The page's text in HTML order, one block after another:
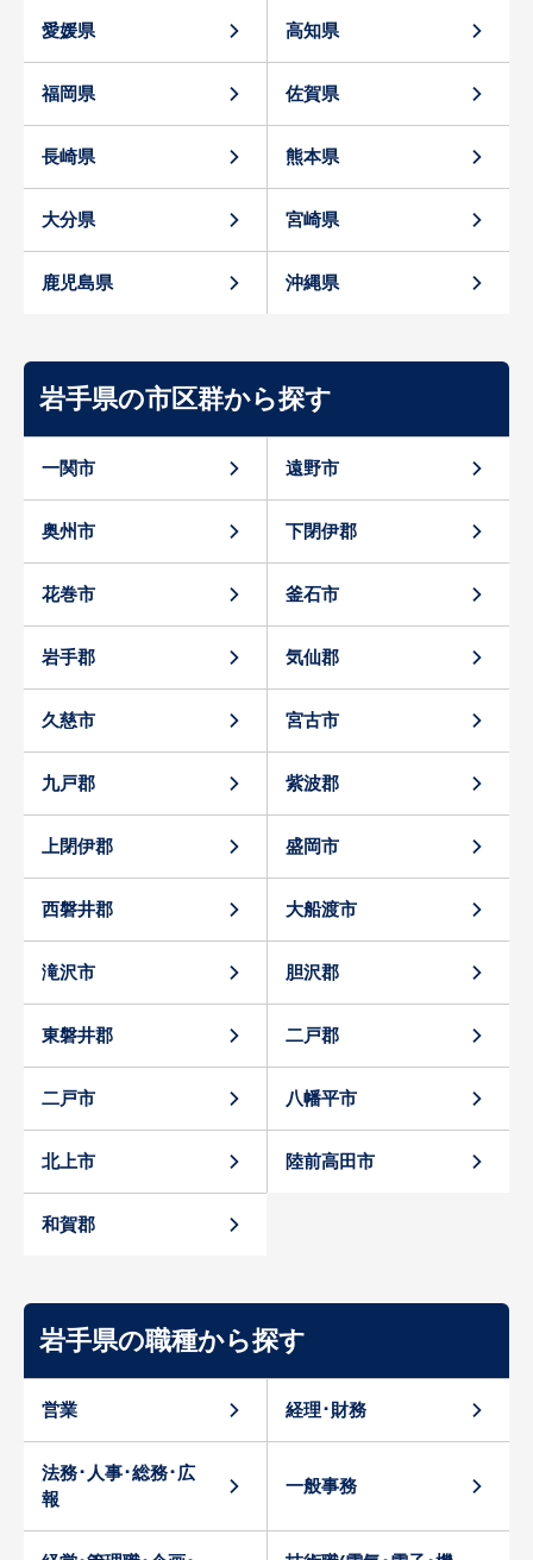
愛媛県 高知県
福岡県 佐賀県
長崎県 熊本県
大分県 宮崎県
鹿児島県 沖縄県
岩手県の市区群から探す
一関市 遠野市
奥州市 下閉伊郡
花巻市 釜石市
岩手郡 気仙郡
久慈市 宮古市
九戸郡 紫波郡
上閉伊郡 盛岡市
西磐井郡 大船渡市
滝沢市 胆沢郡
東磐井郡 二戸郡
二戸市 八幡平市
北上市 陸前高田市
和賀郡
岩手県の職種から探す
営業 経理･財務
法務･人事･総務･広
報
一般事務